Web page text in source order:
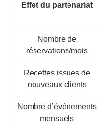
Effet du partenariat
Nombre de
réservations/mois
Recettes issues de
nouveaux clients
Nombre d’événements
mensuels